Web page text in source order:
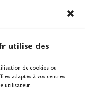
utilise des
de cookies ou
adaptés à vos centres
utilisateur.